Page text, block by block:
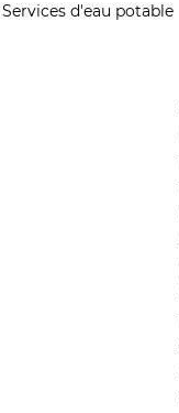
Services d'eau potable